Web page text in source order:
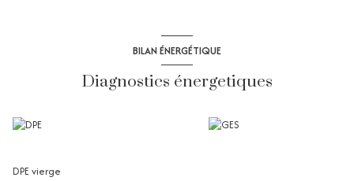
BILAN ÉNERGÉTIQUE
Diagnostics énergetiques
DPE vierge